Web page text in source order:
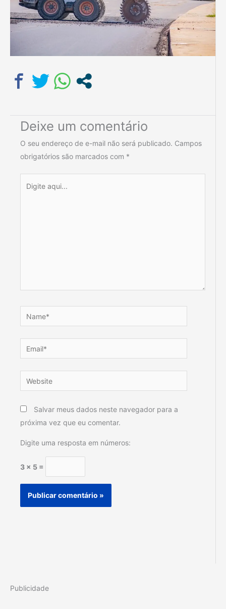
Deixe um comentário
O seu endereço de e-mail não será publicado. Campos
obrigatórios são marcados com *
aqui...
Email*
Website
Salvar meus dados neste navegador para a
próxima vez que eu comentar.
Digite uma resposta em números:
3 × 5 =
Publicidade